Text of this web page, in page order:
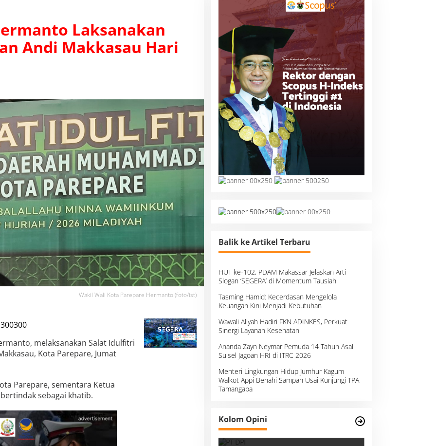
Laksanakan
Andi Makkasau Hari
Wakil Wali Kota Parepare Hermanto.(foto/ist)
melaksanakan Salat Idulfitri
Kota Parepare, Jumat
Parepare, sementara Ketua
sebagai khatib.
Balik ke Artikel Terbaru
HUT ke-102, PDAM Makassar Jelaskan Arti
Slogan ‘SEGERA’ di Momentum Tausiah
Tasming Hamid: Kecerdasan Mengelola
Keuangan Kini Menjadi Kebutuhan
Wawali Aliyah Hadiri FKN ADINKES, Perkuat
Sinergi Layanan Kesehatan
Ananda Zayn Neymar Pemuda 14 Tahun Asal
Sulsel Jagoan HRI di ITRC 2026
Menteri Lingkungan Hidup Jumhur Kagum
Walkot Appi Benahi Sampah Usai Kunjungi TPA
Tamangapa
Kolom Opini
Filosopi Dunia Pendidikan Bukan
Cetak Produk Tapi Membimbing
Manusia
Kejujuran Membaca Realitas